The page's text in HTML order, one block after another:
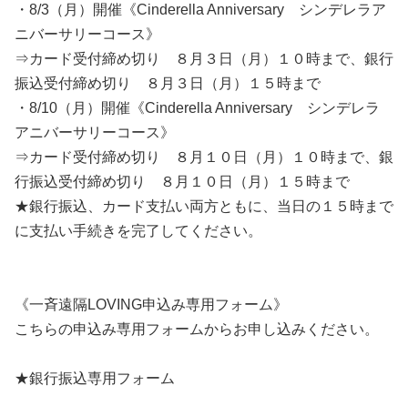
・8/3（月）開催《Cinderella Anniversary シンデレラア
ニバーサリーコース》
⇒カード受付締め切り ８月３日（月）１０時まで、銀行
振込受付締め切り ８月３日（月）１５時まで
・8/10（月）開催《Cinderella Anniversary シンデレラ
アニバーサリーコース》
⇒カード受付締め切り ８月１０日（月）１０時まで、銀
行振込受付締め切り ８月１０日（月）１５時まで
★銀行振込、カード支払い両方ともに、当日の１５時まで
に支払い手続きを完了してください。
《一斉遠隔LOVING申込み専用フォーム》
こちらの申込み専用フォームからお申し込みください。
★銀行振込専用フォーム